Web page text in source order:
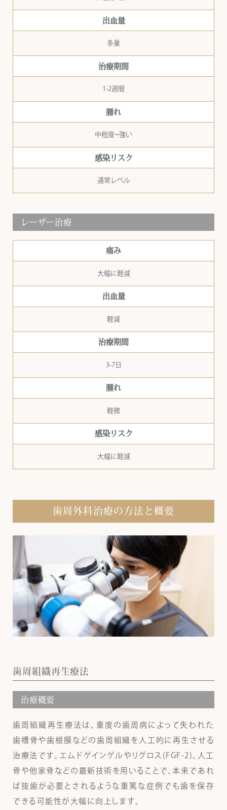
出血量
多量
治療期間
1-2週間
腫れ
中程度~強い
感染リスク
通常レベル
レーザー治療
痛み
大幅に軽減
出血量
軽減
治療期間
3-7日
腫れ
軽微
感染リスク
大幅に軽減
歯周外科治療の方法と概要
歯周組織再生療法
治療概要
歯周組織再生療法は、重度の歯周病によって失われた
歯槽骨や歯根膜などの歯周組織を人工的に再生させる
治療法です。エムドゲインゲルやリグロス(FGF-2)、人工
骨や他家骨などの最新技術を用いることで、本来であれ
ば抜歯が必要とされるような重篤な症例でも歯を保存
できる可能性が大幅に向上します。